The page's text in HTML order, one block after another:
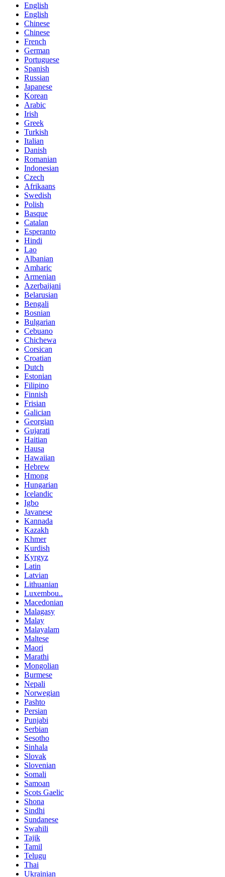
English
English
Chinese
Chinese
French
German
Portuguese
Spanish
Russian
Japanese
Korean
Arabic
Irish
Greek
Turkish
Italian
Danish
Romanian
Indonesian
Czech
Afrikaans
Swedish
Polish
Basque
Catalan
Esperanto
Hindi
Lao
Albanian
Amharic
Armenian
Azerbaijani
Belarusian
Bengali
Bosnian
Bulgarian
Cebuano
Chichewa
Corsican
Croatian
Dutch
Estonian
Filipino
Finnish
Frisian
Galician
Georgian
Gujarati
Haitian
Hausa
Hawaiian
Hebrew
Hmong
Hungarian
Icelandic
Igbo
Javanese
Kannada
Kazakh
Khmer
Kurdish
Kyrgyz
Latin
Latvian
Lithuanian
Luxembou..
Macedonian
Malagasy
Malay
Malayalam
Maltese
Maori
Marathi
Mongolian
Burmese
Nepali
Norwegian
Pashto
Persian
Punjabi
Serbian
Sesotho
Sinhala
Slovak
Slovenian
Somali
Samoan
Scots Gaelic
Shona
Sindhi
Sundanese
Swahili
Tajik
Tamil
Telugu
Thai
Ukrainian